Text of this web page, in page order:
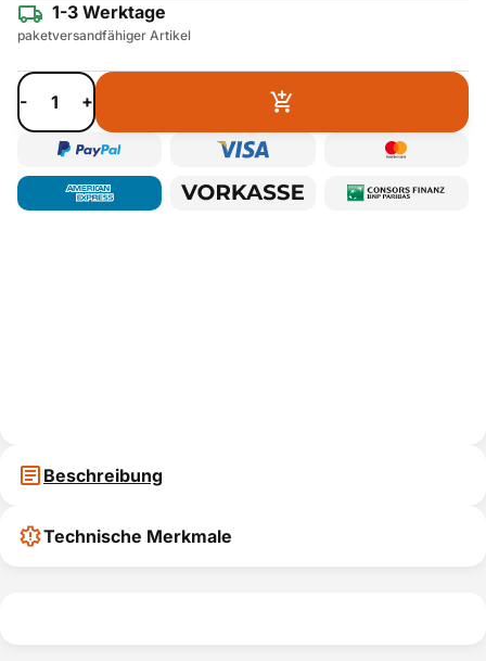
1-3 Werktage
paketversandfähiger Artikel
- +
Beschreibung
Technische Merkmale